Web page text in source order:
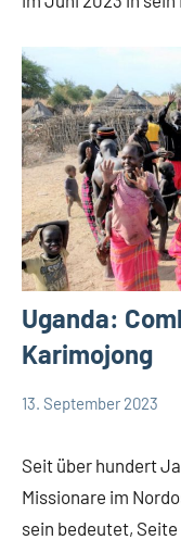
Uganda:
Karimojong
App-
13. September 2023
Andrea
Seit über hundert
Missionare im
sein bedeutet,